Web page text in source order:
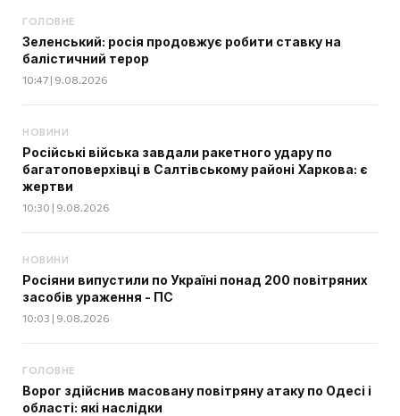
ГОЛОВНЕ
Зеленський: росія продовжує робити ставку на
балістичний терор
10:47 | 9.08.2026
НОВИНИ
Російські війська завдали ракетного удару по
багатоповерхівці в Салтівському районі Харкова: є
жертви
10:30 | 9.08.2026
НОВИНИ
Росіяни випустили по Україні понад 200 повітряних
засобів ураження - ПС
10:03 | 9.08.2026
ГОЛОВНЕ
Ворог здійснив масовану повітряну атаку по Одесі і
області: які наслідки